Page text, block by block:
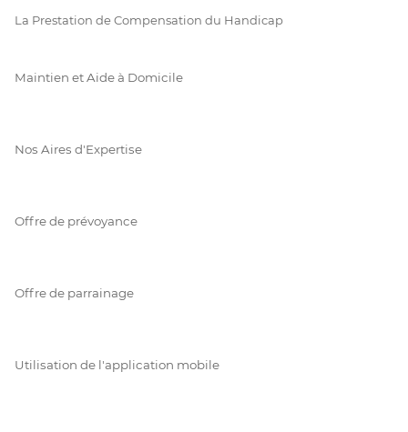
La Prestation de Compensation du Handicap
Maintien et Aide à Domicile
Nos Aires d'Expertise
Offre de prévoyance
Offre de parrainage
Utilisation de l'application mobile